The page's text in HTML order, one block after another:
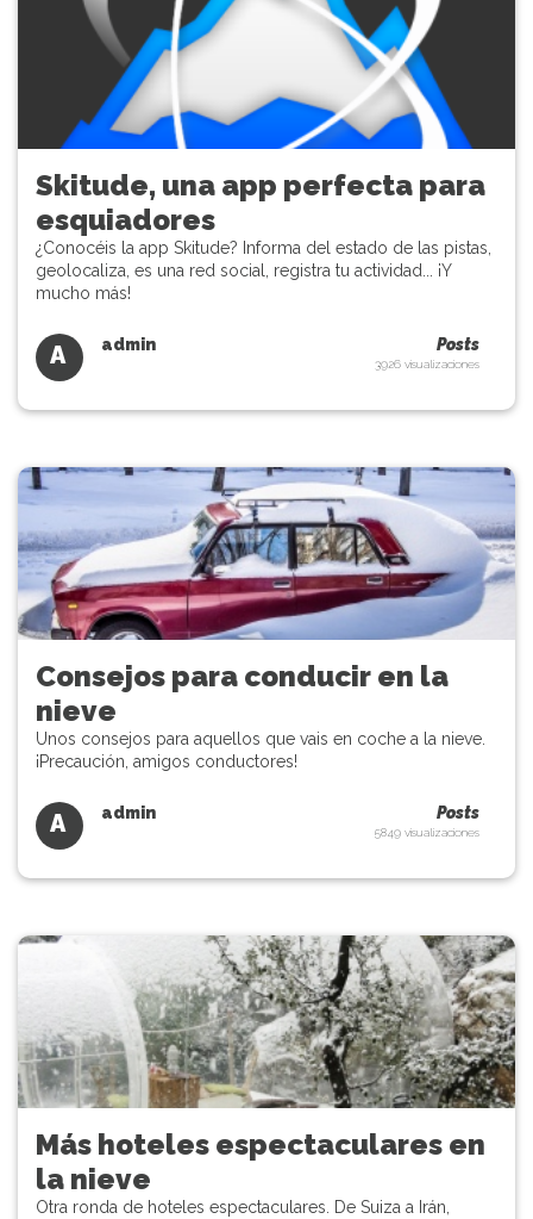
Skitude, una app perfecta para
esquiadores
¿Conocéis la app Skitude? Informa del estado de las pistas,
geolocaliza, es una red social, registra tu actividad... ¡Y
mucho más!
A admin Posts
3926 visualizaciones
Consejos para conducir en la
nieve
Unos consejos para aquellos que vais en coche a la nieve.
¡Precaución, amigos conductores!
A admin Posts
5849 visualizaciones
Más hoteles espectaculares en
la nieve
Otra ronda de hoteles espectaculares. De Suiza a Irán,